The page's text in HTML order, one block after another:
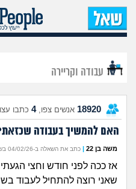
עבודה וקריירה
18920 אנשים צפו,4 כתבו
האם להמשיך בעבודה
משה בן 22 | כתב את השאלה ב-04/02/26 בשעה 13:13
אז ככה לפני חודש וחצי
שאני רוצה להתחיל לעבוד